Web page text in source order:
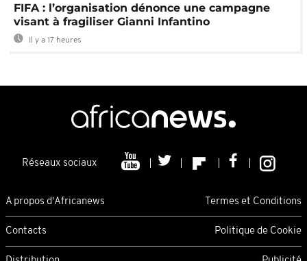
FIFA : l’organisation dénonce une campagne
visant à fragiliser Gianni Infantino
Il y a 17 heures
Réseaux sociaux
A propos d'Africanews Termes et Conditions
Contacts Politique de Cookie